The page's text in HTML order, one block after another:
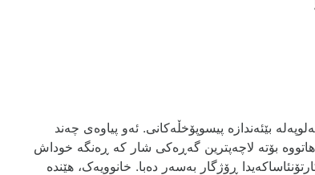
بێئەندازە پیسوپۆخڵەکانی. ئەو پیاوەی چەند
بۆتە لاچەپترین گەڕەکی شار کە ڕەنگە خوداش
ڕۆژگار بەسەر دەبا. خانوویەک، ھێندە